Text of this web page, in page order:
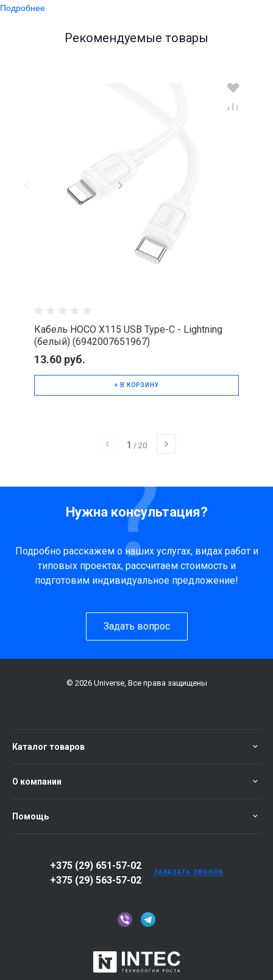
Подробнее
Рекомендуемые товары
Кабель HOCO X115 USB Type-C - Lightning
(белый) (6942007651967)
13.60 руб.
+ В КОРЗИНУ
1 / 20
Нужна консультация?
Подробно расскажем о наших услугах, видах работ и
типовых проектах, рассчитаем стоимость и
подготовим индивидуальное предложение!
Задать вопрос
© 2026 Universe, Все права защищены
Каталог товаров
О компании
Помощь
+375 (29) 651-57-02
+375 (29) 563-57-02
ЗАКАЗАТЬ ЗВОНОК